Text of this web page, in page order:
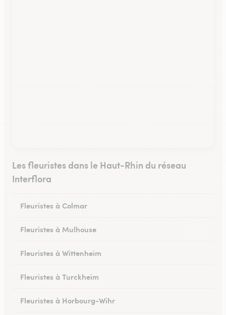
Les fleuristes dans le Haut-Rhin du réseau
Interflora
Fleuristes à Colmar
Fleuristes à Mulhouse
Fleuristes à Wittenheim
Fleuristes à Turckheim
Fleuristes à Horbourg-Wihr